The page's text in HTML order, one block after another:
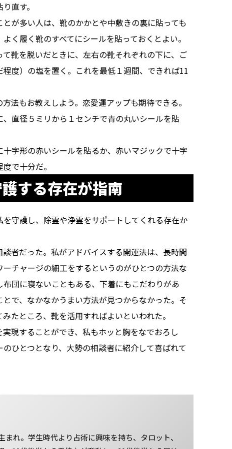
直す。
が多い人は、靴のかかとや中敷きの裏に貼っても
く履く靴のすべてにシールを貼っておくとよい。
靴を脱いだときに、左右の靴それぞれの下に、ご
度）の塩を置く。これを最低１週間、できれば11
法もお教えしよう。恋愛運アップも期待できる。
直径５ミリから１センチで青の丸いシールを貼
字形の赤いシールを貼るか、赤いマジックで十字
で十分だ。
する存在が指南
守護し、除霊や浄霊をサポートしてくれる存在か
者だった。私がアドバイスする開運法は、長時間
チャージの細工をするというのがひとつの方法な
団に寝ないこともある、下着にもこだわりがあ
で、なかなかうまい方法が見つからなかった。そ
たところ、靴を活用すればよいといわれた。
現することができ、私もホッと胸をなでおろし
ひとつとなり、大勢の相談者に紹介して喜ばれて
まれ。学生時代より占術に興味を持ち、タロット、